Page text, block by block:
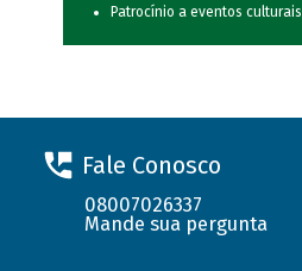
Patrocínio a eventos culturais
Fale Conosco
08007026337
Mande sua pergunta